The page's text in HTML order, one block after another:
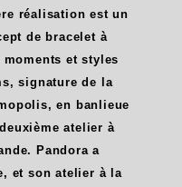
réalisation est un
de bracelet à
et styles
signature de la
en banlieue
atelier à
Pandora a
et son atelier à la